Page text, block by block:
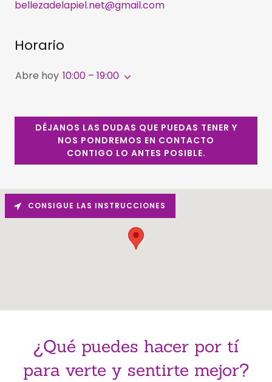
bellezadelapiel.net@gmail.com
Horario
Abre hoy 10:00 – 19:00
DÉJANOS LAS DUDAS QUE PUEDAS TENER Y
NOS PONDREMOS EN CONTACTO
CONTIGO LO ANTES POSIBLE.
CONSIGUE LAS INSTRUCCIONES
¿Qué puedes hacer por tí
para verte y sentirte mejor?